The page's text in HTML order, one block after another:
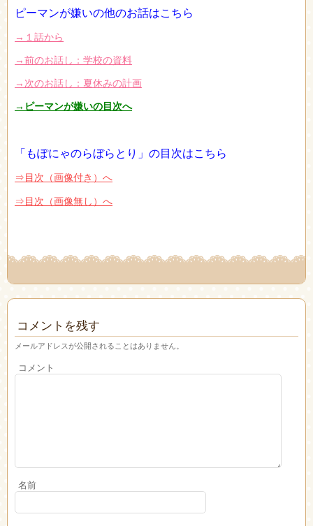
ピーマンが嫌いの他のお話はこちら
→１話から
→前のお話し：学校の資料
→次のお話し：夏休みの計画
→ピーマンが嫌いの目次へ
「もぽにゃのらぼらとり」の目次はこちら
⇒目次（画像付き）へ
⇒目次（画像無し）へ
コメントを残す
メールアドレスが公開されることはありません。
コメント
名前